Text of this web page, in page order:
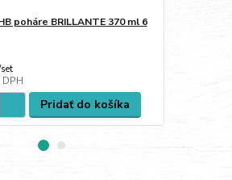
poháre BRILLANTE 370 ml 6
set
Pridať do košíka